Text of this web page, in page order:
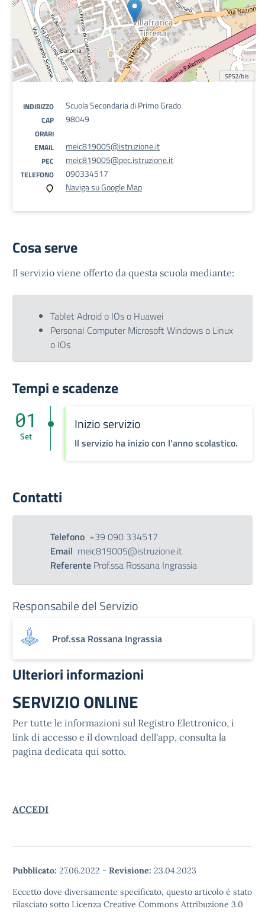
INDIRIZZO Scuola Secondaria di Primo Grado
CAP 98049
ORARI
EMAIL
meic819005@istruzione.it
PEC meic819005@pec.istruzione.it
TELEFONO
090334517
Naviga su Google Map
Cosa serve
Il servizio viene offerto da questa scuola mediante:
Tablet Adroid o IOs o Huawei
Personal Computer Microsoft Windows o Linux
o IOs
Tempi e scadenze
Inizio servizio
Il servizio ha inizio con l'anno scolastico.
01
Set
Contatti
Telefono +39 090 334517
Email meic819005@istruzione.it
Referente Prof.ssa Rossana Ingrassia
Responsabile del Servizio
Prof.ssa Rossana Ingrassia
Ulteriori informazioni
SERVIZIO ONLINE
Per tutte le informazioni sul Registro Elettronico, i
link di accesso e il download dell'app, consulta la
pagina dedicata qui sotto.
ACCEDI
Pubblicato: 27.06.2022 - Revisione: 23.04.2023
Eccetto dove diversamente specificato, questo articolo è stato
rilasciato sotto Licenza Creative Commons Attribuzione 3.0